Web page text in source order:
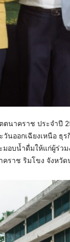
าคราช ประจำปี
ออกเฉียงเหนือ ธุ
อบน้ำดื่มให้แก่ผู้ร่ว
ราช ริมโขง จังหวัด